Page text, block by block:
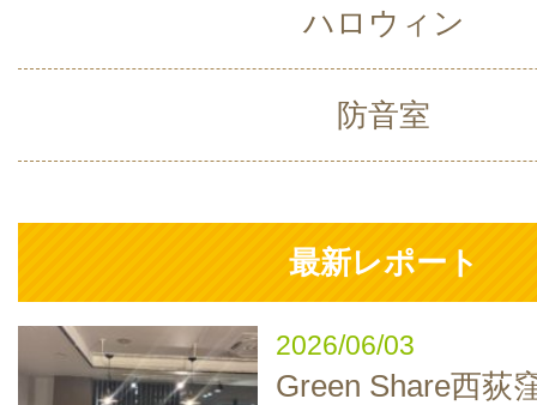
ハロウィン
防音室
最新レポート
2026/06/03
Green Share西荻